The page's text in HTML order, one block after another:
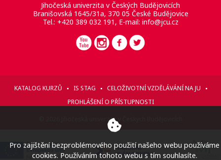
Jihočeská univerzita v Českých Budějovicích
Branišovská 1645/31a, 370 05 České Budějovice
Tel.: +420 389 032 191, E-mail: info@jcu.cz
KATALOG KURZŮ IS STAG
CELOŽIVOTNÍ VZDĚLÁVÁNÍ NA JU
PROHLÁŠENÍ O PŘÍSTUPNOSTI
© 2026 Jihočeská univerzita v Českých Budějovicích
Pro zajištění bezproblémového použití našeho webu používáme
cookies. Používáním tohoto webu s tím souhlasíte.